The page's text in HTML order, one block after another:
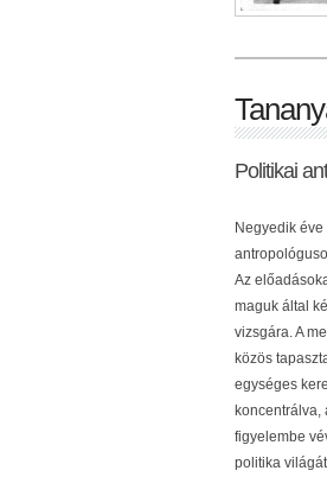
Politikai
Negyedik
Az
maguk által
vizsgára. A
közös
egységes
figyelembe
politika